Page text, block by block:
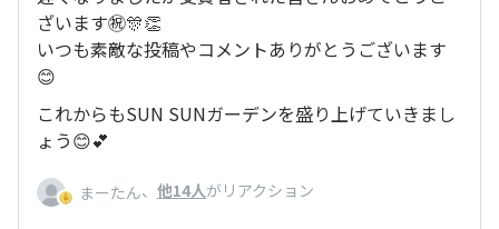
ざいます㊗️🎊👏
いつも素敵な投稿やコメントありがとうございます
😊
これからもSUN SUNガーデンを盛り上げていきまし
ょう😊💕
まーたん、 他14人がリアクション